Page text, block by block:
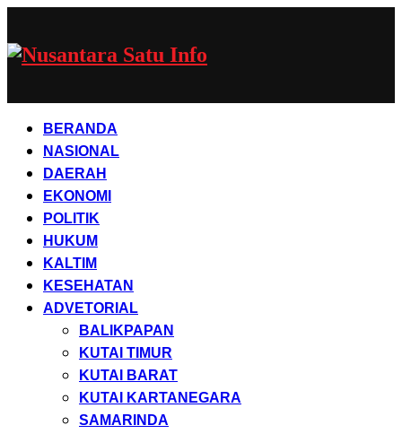
BERANDA
NASIONAL
DAERAH
EKONOMI
POLITIK
HUKUM
KALTIM
KESEHATAN
ADVETORIAL
BALIKPAPAN
KUTAI TIMUR
KUTAI BARAT
KUTAI KARTANEGARA
SAMARINDA